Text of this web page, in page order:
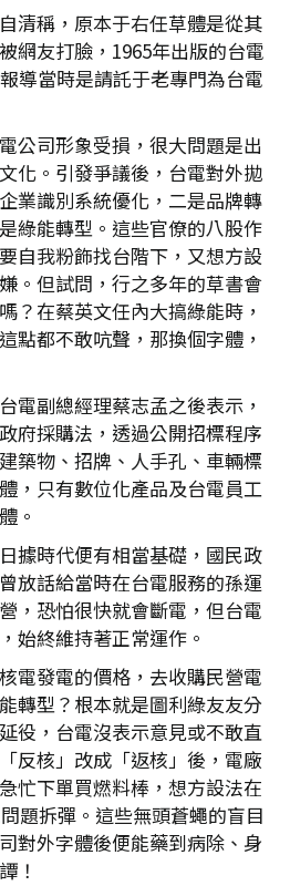
清稱，原本于右任草體是從其
網友打臉，1965年出版的台電
導當時是請託于老專門為台電
公司形象受損，很大問題是出
化。引發爭議後，台電對外拋
業識別系統優化，二是品牌轉
綠能轉型。這些官僚的八股作
自我粉飾找台階下，又想方設
。但試問，行之多年的草書會
？在蔡英文任內大搞綠能時，
點都不敢吭聲，那換個字體，
電副總經理蔡志孟之後表示，
府採購法，透過公開招標程序
築物、招牌、人手孔、車輛標
，只有數位化產品及台電員工
。
據時代便有相當基礎，國民政
放話給當時在台電服務的孫運
，恐怕很快就會斷電，但台電
始終維持著正常運作。
電發電的價格，去收購民營電
轉型？根本就是圖利綠友友分
役，台電沒表示意見或不敢直
反核」改成「返核」後，電廠
忙下單買燃料棒，想方設法在
題拆彈。這些無頭蒼蠅的盲目
對外字體後便能藥到病除、身
！